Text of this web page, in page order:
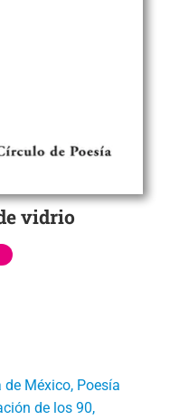
vidrio
de México, Poesía
de los 90,